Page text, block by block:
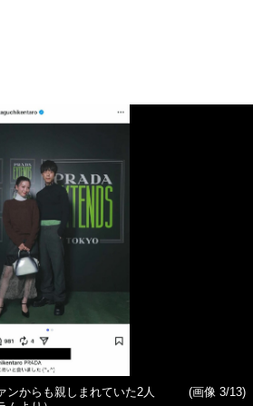
ンからも親しまれていた2人
(画像 3/13)